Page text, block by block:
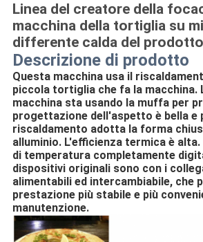
Linea del creatore della
macchina della tortiglia su
differente calda del prodotto
Descrizione di prodotto
Questa macchina usa il
piccola tortiglia che fa la
macchina sta usando la muffa per
progettazione dell'aspetto è bella e
riscaldamento adotta la forma
alluminio. L'efficienza termica è
di temperatura completamente
dispositivi originali sono con i
alimentabili ed intercambiabile, che
prestazione più stabile e più
manutenzione.